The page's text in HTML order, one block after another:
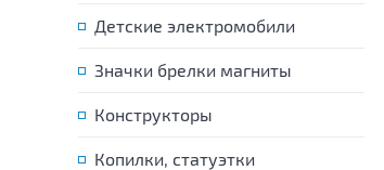
Детские электромобили
Значки брелки магниты
Конструкторы
Копилки, статуэтки